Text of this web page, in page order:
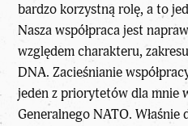
bardzo korzystną rolę, a to
Nasza współpraca jest
względem charakteru,
DNA. Zacieśnianie
jeden z priorytetów dla mnie
Generalnego NATO.